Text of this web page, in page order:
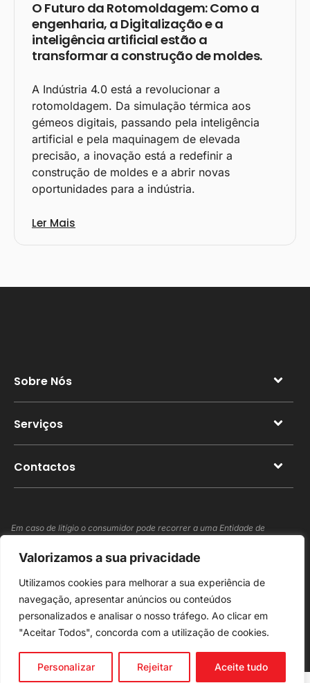
Valorizamos a sua privacidade
Utilizamos cookies para melhorar a sua experiência de
navegação, apresentar anúncios ou conteúdos
personalizados e analisar o nosso tráfego. Ao clicar em
"Aceitar Todos", concorda com a utilização de cookies.
Personalizar Rejeitar Aceite tudo
O Futuro da Rotomoldagem: Como a
engenharia, a Digitalização e a
inteligência artificial estão a
transformar a construção de moldes.
A Indústria 4.0 está a revolucionar a
rotomoldagem. Da simulação térmica aos
gémeos digitais, passando pela inteligência
artificial e pela maquinagem de elevada
precisão, a inovação está a redefinir a
construção de moldes e a abrir novas
oportunidades para a indústria.
Ler Mais
Sobre Nós
Serviços
Contactos
Em caso de litígio o consumidor pode recorrer a uma Entidade de
Centro Nacional de Informação e Arbitragem de Conflitos de Consumo
(CNIACC)
© 2025 - Metal - Carvalho Conrado Lda - Todos os direitos reservados.